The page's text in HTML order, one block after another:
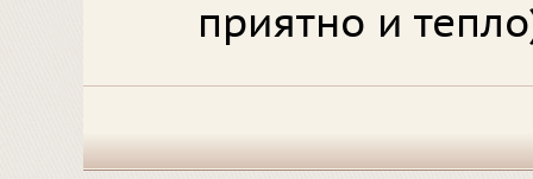
приятно и